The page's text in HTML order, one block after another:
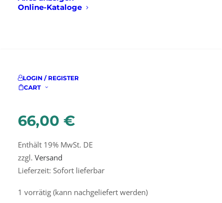
Online-Kataloge
LOGIN / REGISTER
CART
Stroke Marine
Engine Oil 4L
66,00 €
Enthält 19% MwSt. DE
zzgl. Versand
Lieferzeit: Sofort lieferbar
1 vorrätig (kann nachgeliefert werden)